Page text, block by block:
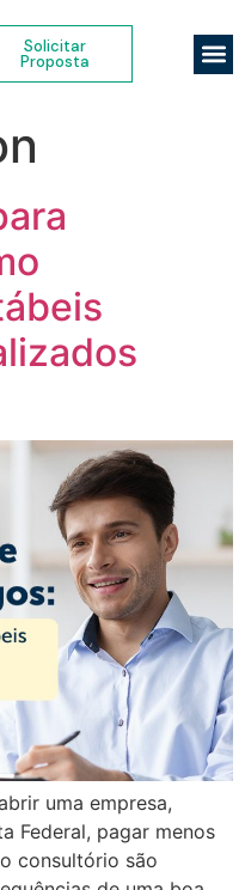
Solicitar
Proposta
uma empresa,
Federal, pagar menos
consultório são